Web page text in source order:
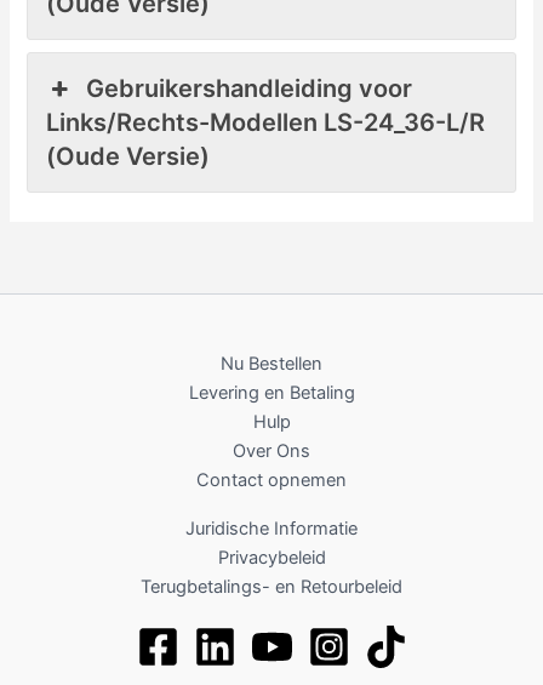
Gebruikershandleiding voor
Links/Rechts-Modellen LS-24_36-L/R
(Oude Versie)
Nu Bestellen
Levering en Betaling
Hulp
Over Ons
Contact opnemen
Juridische Informatie
Privacybeleid
Terugbetalings- en Retourbeleid